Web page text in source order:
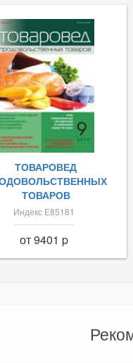
ТОВАРОВЕД
ТОВАРОВ
Индекс Е85181
от 9401 p